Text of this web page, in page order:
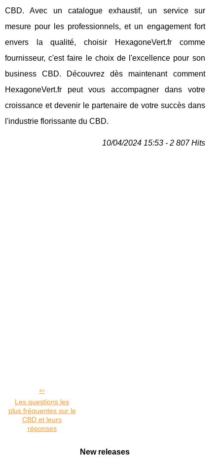
CBD. Avec un catalogue exhaustif, un service sur
mesure pour les professionnels, et un engagement fort
envers la qualité, choisir HexagoneVert.fr comme
fournisseur, c'est faire le choix de l'excellence pour son
business CBD. Découvrez dès maintenant comment
HexagoneVert.fr peut vous accompagner dans votre
croissance et devenir le partenaire de votre succès dans
l'industrie florissante du CBD.
10/04/2024 15:53 - 2 807 Hits
Les questions les
plus fréquentes sur le
CBD et leurs
réponses
New releases